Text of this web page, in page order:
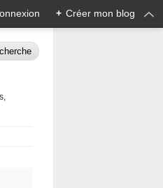
+ Créer mon blog